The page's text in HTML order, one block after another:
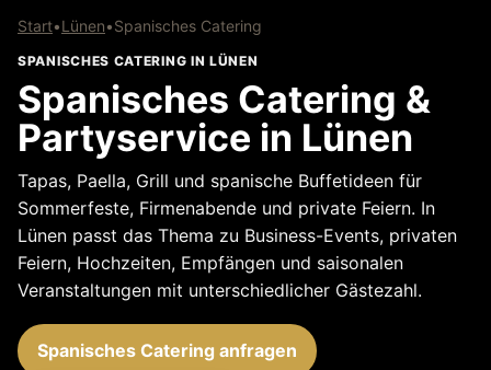
Start•Lünen•Spanisches Catering
SPANISCHES CATERING IN LÜNEN
Spanisches Catering &
Partyservice in Lünen
Tapas, Paella, Grill und spanische Buffetideen für
Sommerfeste, Firmenabende und private Feiern. In
Lünen passt das Thema zu Business-Events, privaten
Feiern, Hochzeiten, Empfängen und saisonalen
Veranstaltungen mit unterschiedlicher Gästezahl.
Spanisches Catering anfragen